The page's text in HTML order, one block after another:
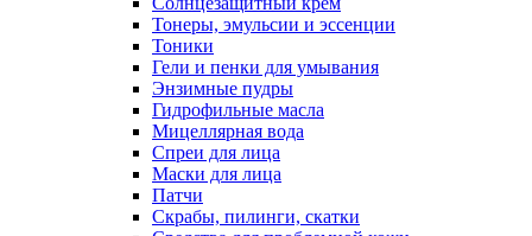
Тонеры, эмульсии и эссенции
Тоники
Гели и пенки для умывания
Энзимные пудры
Гидрофильные масла
Мицеллярная вода
Спреи для лица
Маски для лица
Патчи
Скрабы, пилинги, скатки